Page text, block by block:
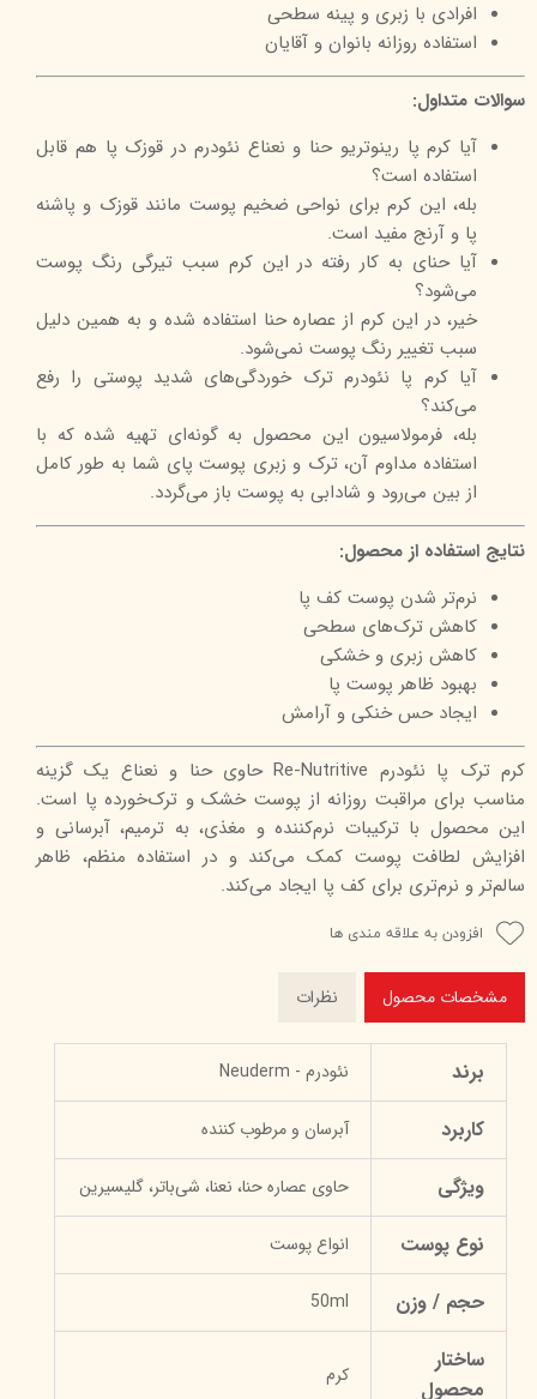
افرادی با زبری و پینه سطحی
استفاده روزانه بانوان و آقایان
سوالات متداول:
آیا کرم پا رینوتریو حنا و نعناع نئودرم در قوزک پا هم قابل
استفاده است؟
بله، این کرم برای نواحی ضخیم پوست مانند قوزک و پاشنه
پا و آرنج مفید است.
آیا حنای به کار رفته در این کرم سبب تیرگی رنگ پوست
می‌شود؟
خیر، در این کرم از عصاره حنا استفاده شده و به همین دلیل
سبب تغییر رنگ پوست نمی‌شود.
آیا کرم پا نئودرم ترک خوردگی‌های شدید پوستی را رفع
می‌کند؟
بله، فرمولاسیون این محصول به گونه‌ای تهیه شده که‌ با
استفاده مداوم آن، ترک و زبری پوست پای شما به طور کامل
از بین می‌رود و شادابی به پوست باز می‌گردد.
نتایج استفاده از محصول:
نرم‌تر شدن پوست کف پا
کاهش ترک‌های سطحی
کاهش زبری و خشکی
بهبود ظاهر پوست پا
ایجاد حس خنکی و آرامش
کرم ترک پا نئودرم Re-Nutritive حاوی حنا و نعناع یک گزینه
مناسب برای مراقبت روزانه از پوست خشک و ترک‌خورده پا است.
این محصول با ترکیبات نرم‌کننده و مغذی، به ترمیم، آبرسانی و
افزایش لطافت پوست کمک می‌کند و در استفاده منظم، ظاهر
سالم‌تر و نرم‌تری برای کف پا ایجاد می‌کند.
افزودن به علاقه مندی ها
مشخصات محصول نظرات
برند نئودرم - Neuderm
کاربرد آبرسان و مرطوب کننده
ویژگی حاوی عصاره حنا، نعنا، شی‌باتر، گلیسیرین
نوع پوست انواع پوست
حجم / وزن 50ml
ساختار
محصول
کرم